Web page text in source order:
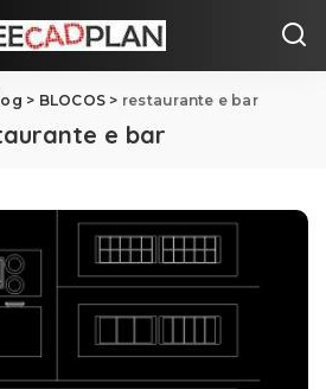
> BLOCOS > restaurante e bar
e bar